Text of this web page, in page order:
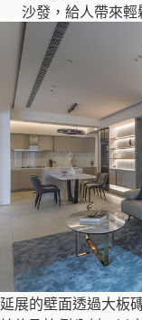
沙發，給人帶來輕
延展的壁面透過大板